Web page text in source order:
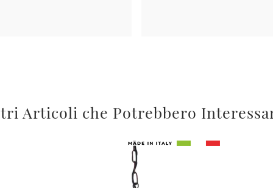
Articoli che Potrebbero